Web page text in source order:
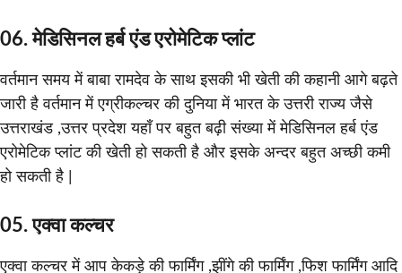
06. मेडिसिनल हर्ब एंड एरोमेटिक प्लांट
वर्तमान समय में बाबा रामदेव के साथ इसकी भी खेती की कहानी आगे बढ़ते
जारी है वर्तमान में एग्रीकल्चर की दुनिया में भारत के उत्तरी राज्य जैसे
उत्तराखंड ,उत्तर प्रदेश यहाँ पर बहुत बढ़ी संख्या में मेडिसिनल हर्ब एंड
एरोमेटिक प्लांट की खेती हो सकती है और इसके अन्दर बहुत अच्छी कमी
हो सकती है |
05. एक्वा कल्चर
एक्वा कल्चर में आप केकड़े की फार्मिंग ,झींगे की फार्मिंग ,फिश फार्मिंग आदि